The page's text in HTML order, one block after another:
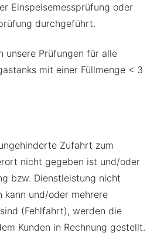
Einspeisemessprüfung oder
durchgeführt.
unsere Prüfungen für alle
mit einer Füllmenge < 3
Zufahrt zum
nicht gegeben ist und/oder
bzw. Dienstleistung nicht
kann und/oder mehrere
(Fehlfahrt), werden die
Kunden in Rechnung gestellt.